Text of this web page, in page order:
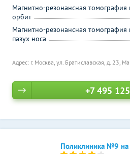
Адрес: г. Москва, ул. Братиславская, д. 23,
Магнитно-резонансная томография
орбит
Магнитно-резонансная томография
пазух носа
+7 495
Поликлиника №9 на